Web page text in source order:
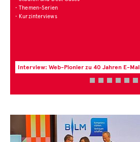
Zur aktuellen Zahl des Monats